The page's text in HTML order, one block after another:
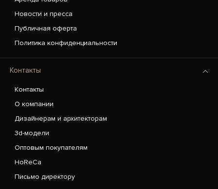
Новости и пресса
Публичная оферта
Политика конфиденциальности
Контакты
Контакты
О компании
Дизайнерам и архитекторам
3d-модели
Оптовым покупателям
HoReCa
Письмо директору